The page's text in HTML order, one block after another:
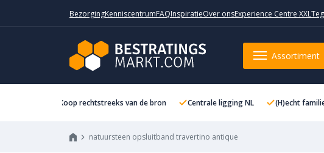
BezorgingKenniscentrumFAQInspiratieOver onsExperience Centre XXL
Assortiment
Koop rechtstreeks van de bron Centrale ligging NL (H)echt
natuursteen opsluitband travertino antique